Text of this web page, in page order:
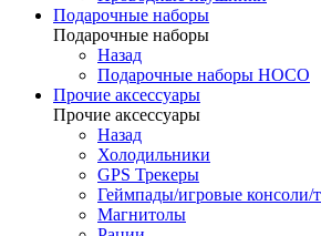
Подарочные наборы
Подарочные наборы
Назад
Подарочные наборы HOCO
Прочие аксессуары
Прочие аксессуары
Назад
Холодильники
GPS Трекеры
Геймпады/игровые консоли/
Магнитолы